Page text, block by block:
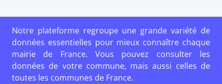
Notre plateforme regroupe une grande variété de
données essentielles pour mieux connaître chaque
mairie de France. Vous pouvez consulter les
données de votre commune, mais aussi celles de
toutes les communes de France.